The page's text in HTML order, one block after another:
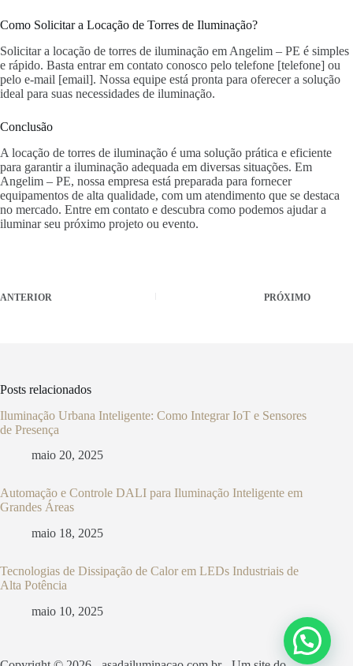
Como Solicitar a Locação de Torres de Iluminação?
Solicitar a locação de torres de iluminação em Angelim – PE é simples
e rápido. Basta entrar em contato conosco pelo telefone [telefone] ou
pelo e-mail [email]. Nossa equipe está pronta para oferecer a solução
ideal para suas necessidades de iluminação.
Conclusão
A locação de torres de iluminação é uma solução prática e eficiente
para garantir a iluminação adequada em diversas situações. Em
Angelim – PE, nossa empresa está preparada para fornecer
equipamentos de alta qualidade, com um atendimento que se destaca
no mercado. Entre em contato e descubra como podemos ajudar a
iluminar seu próximo projeto ou evento.
ANTERIOR PRÓXIMO
Posts relacionados
Iluminação Urbana Inteligente: Como Integrar IoT e Sensores
de Presença
maio 20, 2025
Automação e Controle DALI para Iluminação Inteligente em
Grandes Áreas
maio 18, 2025
Tecnologias de Dissipação de Calor em LEDs Industriais de
Alta Potência
maio 10, 2025